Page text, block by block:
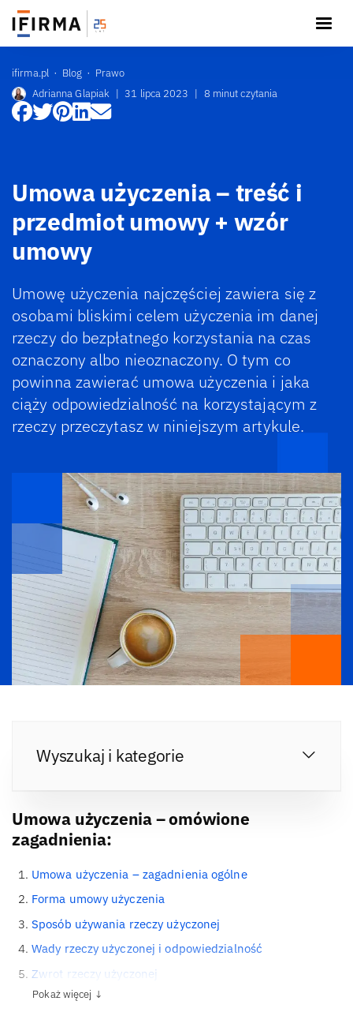
ifirma.pl Blog
Prawo
Adrianna Glapiak | 31 lipca 2023 | 8 minut czytania
Umowa użyczenia – treść i
przedmiot umowy + wzór
umowy
Umowę użyczenia najczęściej zawiera się z
osobami bliskimi celem użyczenia im danej
rzeczy do bezpłatnego korzystania na czas
oznaczony albo nieoznaczony. O tym co
powinna zawierać umowa użyczenia i jaka
ciąży odpowiedzialność na korzystającym z
rzeczy przeczytasz w niniejszym artykule.
Wyszukaj i kategorie
Umowa użyczenia – omówione
zagadnienia:
Umowa użyczenia – zagadnienia ogólne
Forma umowy użyczenia
Sposób używania rzeczy użyczonej
Wady rzeczy użyczonej i odpowiedzialność
Zwrot rzeczy użyczonej
Pokaż więcej ↓